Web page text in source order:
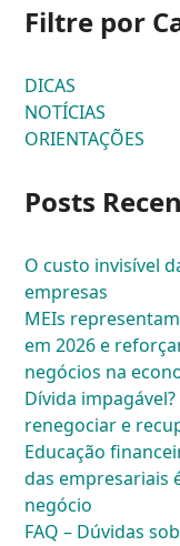
Filtre por
DICAS
NOTÍCIAS
ORIENTAÇÕES
Posts
O custo invisível
empresas
MEIs
em 2026 e
negócios na
Dívida
renegociar e
Educação
das empresariais
negócio
FAQ – Dúvidas